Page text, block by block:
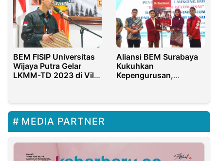
BEM FISIP Universitas
Wijaya Putra Gelar
LKMM-TD 2023 di Villa
Aliansi BEM Surabaya
Kukuhkan
Kepengurusan,
MEDIA PARTNER